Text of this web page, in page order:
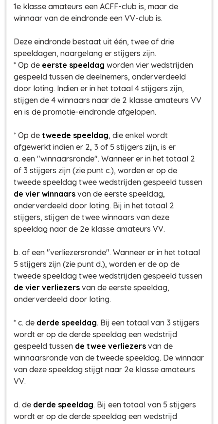
1e klasse amateurs een ACFF-club is, maar de
winnaar van de eindronde een VV-club is.
Deze eindronde bestaat uit één, twee of drie
speeldagen, naargelang er stijgers zijn.
* Op de eerste speeldag worden vier wedstrijden
gespeeld tussen de deelnemers, onderverdeeld
door loting. Indien er in het totaal 4 stijgers zijn,
stijgen de 4 winnaars naar de 2 klasse amateurs VV
en is de promotie-eindronde afgelopen.
* Op de tweede speeldag, die enkel wordt
afgewerkt indien er 2, 3 of 5 stijgers zijn, is er
a. een "winnaarsronde". Wanneer er in het totaal 2
of 3 stijgers zijn (zie punt c.), worden er op de
tweede speeldag twee wedstrijden gespeeld tussen
de vier winnaars van de eerste speeldag,
onderverdeeld door loting. Bij in het totaal 2
stijgers, stijgen de twee winnaars van deze
speeldag naar de 2e klasse amateurs VV.
b. of een "verliezersronde". Wanneer er in het totaal
5 stijgers zijn (zie punt d.), worden er de op de
tweede speeldag twee wedstrijden gespeeld tussen
de vier verliezers van de eerste speeldag,
onderverdeeld door loting.
* c. de derde speeldag. Bij een totaal van 3 stijgers
wordt er op de derde speeldag een wedstrijd
gespeeld tussen de twee verliezers van de
winnaarsronde van de tweede speeldag. De winnaar
van deze speeldag stijgt naar 2e klasse amateurs
VV.
d. de derde speeldag. Bij een totaal van 5 stijgers
wordt er op de derde speeldag een wedstrijd